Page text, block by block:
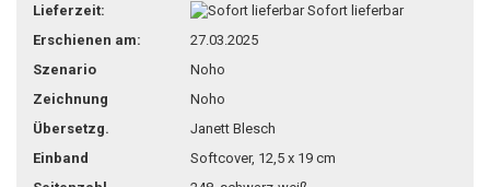
Lieferzeit:
Sofort lieferbar
Erschienen am:
27.03.2025
Szenario
Noho
Zeichnung
Noho
Übersetzg.
Janett Blesch
Einband
Softcover, 12,5 x 19 cm